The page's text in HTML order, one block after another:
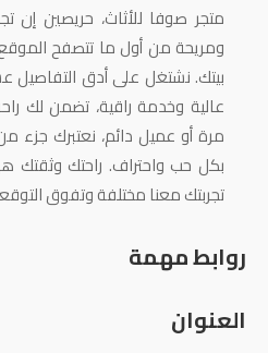
متجر صوفا للأثاث، حريصين إن
ومريحة من أول ما تتصفح
بيتك. نشتغل على أدق التفاصيل
عالية وخدمة راقية، تضمن لك
مرة أو عميل دائم، نعتبرك جزء
بكل حب واحتراف. راحتك وثقتك
تجربتك معنا مختلفة وتفوق
روابط مهمة
العنوان